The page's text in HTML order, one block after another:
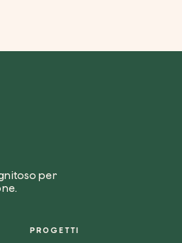
per
PROGETTI